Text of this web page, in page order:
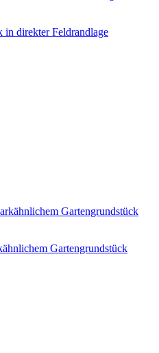
in direkter Feldrandlage
Gartengrundstück